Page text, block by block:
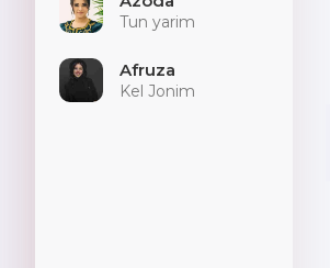
Tun yarim
Afruza
Kel Jonim